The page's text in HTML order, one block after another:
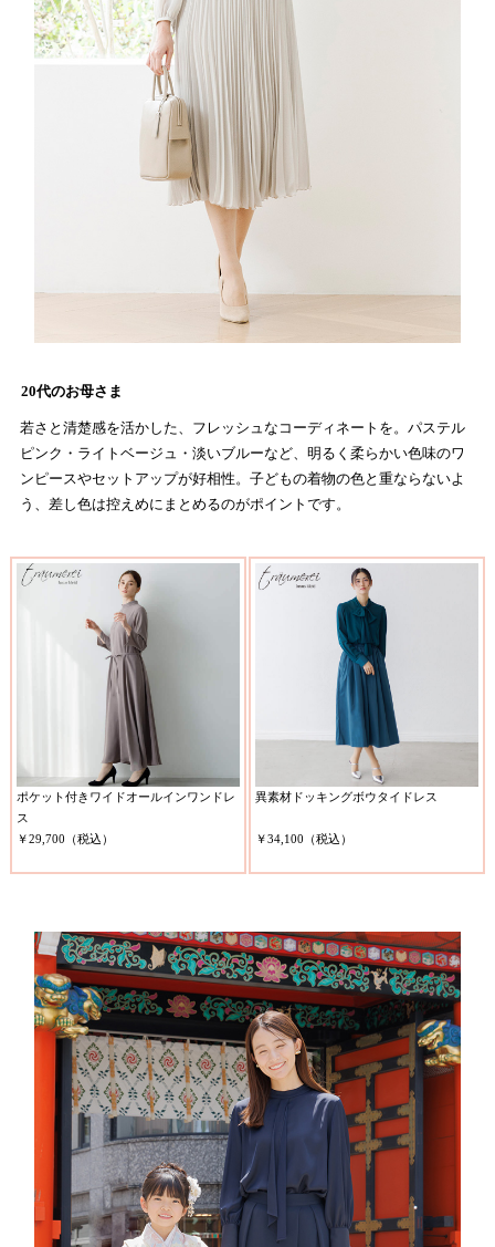
20代のお母さま
若さと清楚感を活かした、フレッシュなコーディネートを。パステル
ピンク・ライトベージュ・淡いブルーなど、明るく柔らかい色味のワ
ンピースやセットアップが好相性。子どもの着物の色と重ならないよ
う、差し色は控えめにまとめるのがポイントです。
ポケット付きワイドオールインワンドレ
ス
￥29,700（税込）
異素材ドッキングボウタイドレス
￥34,100（税込）